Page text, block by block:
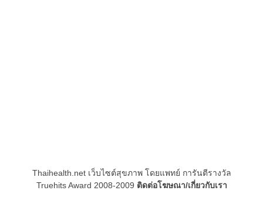
Thaihealth.net เว็บไซต์สุขภาพ โดยแพทย์ การันตีรางวัล
Truehits Award 2008-2009 ติดต่อโฆษณา/เกี่ยวกับเรา